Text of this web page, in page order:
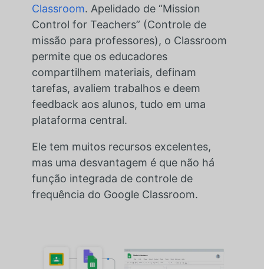
Classroom. Apelidado de “Mission
Control for Teachers” (Controle de
missão para professores), o Classroom
permite que os educadores
compartilhem materiais, definam
tarefas, avaliem trabalhos e deem
feedback aos alunos, tudo em uma
plataforma central.
Ele tem muitos recursos excelentes,
mas uma desvantagem é que não há
função integrada de controle de
frequência do Google Classroom.